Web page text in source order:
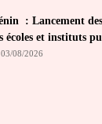
: Lancement
écoles et instituts
03/08/2026